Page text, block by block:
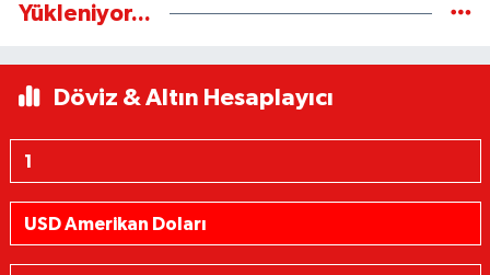
Yükleniyor...
Döviz & Altın Hesaplayıcı